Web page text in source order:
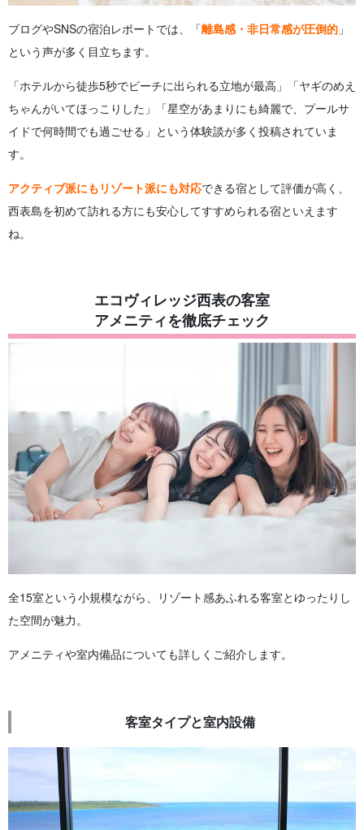
ブログやSNSの宿泊レポートでは、「離島感・非日常感が圧倒的 」
という声が多く目立ちます。
「ホテルから徒歩5秒でビーチに出られる立地が最高」「ヤギのめえ
ちゃんがいてほっこりした」「星空があまりにも綺麗で、プールサ
イドで何時間でも過ごせる」という体験談が多く投稿されていま
す。
アクティブ派にもリゾート派にも対応できる宿として評価が高く、
西表島を初めて訪れる方にも安心してすすめられる宿といえます
ね。
エコヴィレッジ西表の客室
アメニティを徹底チェック
全15室という小規模ながら、リゾート感あふれる客室とゆったりし
た空間が魅力。
アメニティや室内備品についても詳しくご紹介します。
客室タイプと室内設備